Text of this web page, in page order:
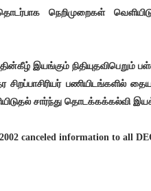
நெறிமுறைகள்
இயங்கும் நிதியுதவிபெறும்
பணியிடங்களில்
சார்ந்து தொடக்கக்கல்வி
canceled information to all